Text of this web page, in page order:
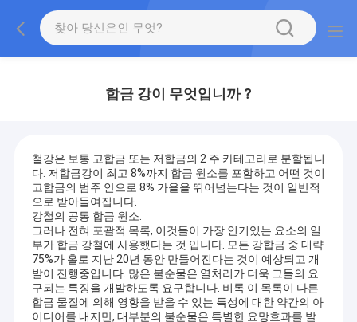
합금 강이 무엇입니까 ?
철강은 보통 고합금 또는 저합금의 2 주 카테고리로 분할됩니
다. 저합금강이 최고 8%까지 합금 원소를 포함하고 어떤 것이
고합금의 범주 안으로 8% 가을을 뛰어넘는다는 것이 일반적
으로 받아들여집니다.
강철의 공통 합금 원소.
그러나 전혀 포괄적 목록, 이것들이 가장 인기있는 요소의 일
부가 합금 강철에 사용했다는 것 입니다. 모든 강합금 중 대략
75%가 홀로 지난 20년 동안 만들어진다는 것이 예상되고 개
발이 진행중입니다. 많은 불순물은 열처리가 더욱 그들의 요
구되는 특징을 개발하도록 요구합니다. 비록 이 목록이 다른
합금 물질에 의해 영향을 받을 수 있는 특성에 대한 약간의 아
이디어를 내지만, 대부분의 불순물은 특별한 요망효과를 발